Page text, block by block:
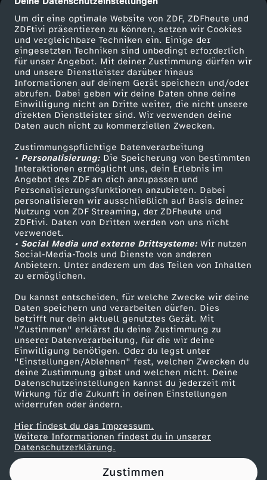
Um dir eine optimale Website von ZDF, ZDFheute und
ZDFtivi präsentieren zu können, setzen wir Cookies
und vergleichbare Techniken ein. Einige der
eingesetzten Techniken sind unbedingt erforderlich
für unser Angebot. Mit deiner Zustimmung dürfen wir
und unsere Dienstleister darüber hinaus
Informationen auf deinem Gerät speichern und/oder
abrufen. Dabei geben wir deine Daten ohne deine
Einwilligung nicht an Dritte weiter, die nicht unsere
direkten Dienstleister sind. Wir verwenden deine
Daten auch nicht zu kommerziellen Zwecken.
Zustimmungspflichtige Datenverarbeitung
• Personalisierung:Die Speicherung von bestimmten
Interaktionen ermöglicht uns, dein Erlebnis im
Angebot des ZDF an dich anzupassen und
Personalisierungsfunktionen anzubieten. Dabei
personalisieren wir ausschließlich auf Basis deiner
Nutzung von ZDF Streaming, der ZDFheute und
ZDFtivi. Daten von Dritten werden von uns nicht
verwendet.
• Social Media und externe Drittsysteme:Wir nutzen
Social-Media-Tools und Dienste von anderen
Anbietern. Unter anderem um das Teilen von Inhalten
zu ermöglichen.
Du kannst entscheiden, für welche Zwecke wir deine
Daten speichern und verarbeiten dürfen. Dies
betrifft nur dein aktuell genutztes Gerät. Mit
"Zustimmen" erklärst du deine Zustimmung zu
unserer Datenverarbeitung, für die wir deine
Einwilligung benötigen. Oder du legst unter
"Einstellungen/Ablehnen" fest, welchen Zwecken du
deine Zustimmung gibst und welchen nicht. Deine
Datenschutzeinstellungen kannst du jederzeit mit
Wirkung für die Zukunft in deinen Einstellungen
widerrufen oder ändern.
Hier findest du das Impressum.
Weitere Informationen findest du in unserer
Datenschutzerklärung.
Zustimmen
i
e
S
c
h
w
e
i
z
e
r
g
a
r
d
e
Mehr ZDF
ZDF-Apps
Smart TV
ZDFtext
Livestreams
Sendungen A-Z
TV-Programm
Service
ZDFmitreden
Kontakt zum ZDF
Tickets
Zuschauerservice
Hilfe
ZDF Unternehmen
Karriere
ZDF goes Schule
Werbefernsehen
Mainzelmännchen
Partner